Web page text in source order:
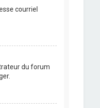
courriel
du forum